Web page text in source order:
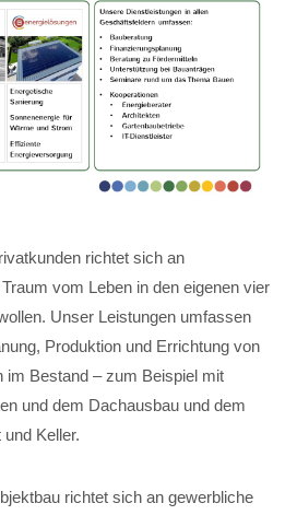
richtet sich an
vom Leben in den eigenen vier
Unser Leistungen umfassen
Produktion und Errichtung von
im Bestand – zum Beispiel mit
und dem Dachausbau und dem
Keller.
richtet sich an gewerbliche